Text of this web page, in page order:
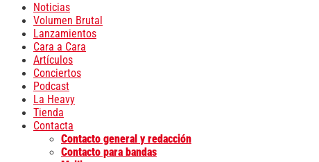
Noticias
Volumen Brutal
Lanzamientos
Cara a Cara
Artículos
Conciertos
Podcast
La Heavy
Tienda
Contacta
Contacto general y redacción
Contacto para bandas